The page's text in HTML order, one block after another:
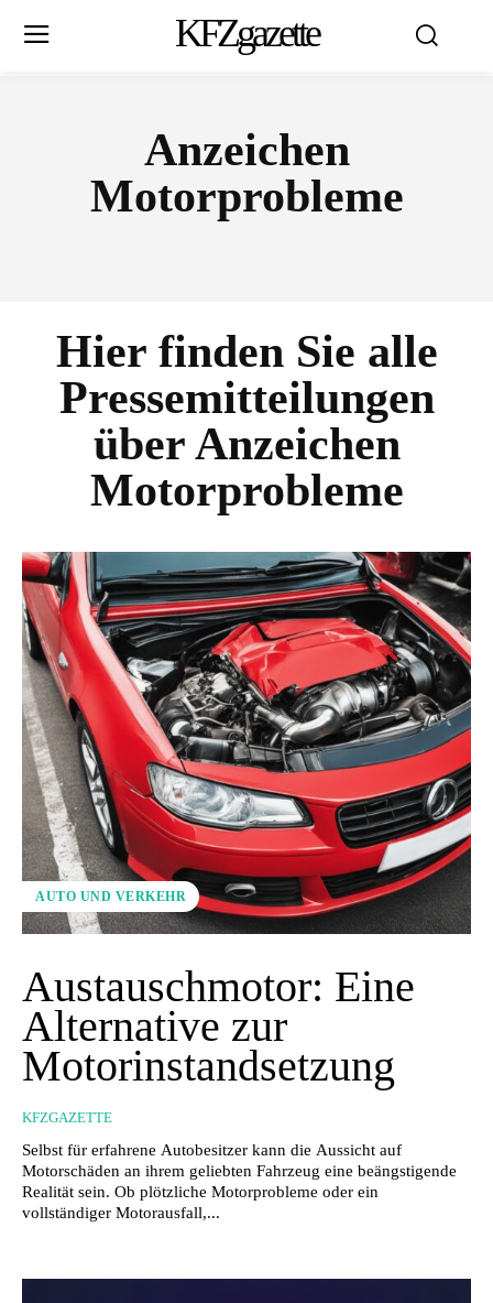
KFZgazette
Anzeichen
Motorprobleme
Hier finden Sie alle
Pressemitteilungen
überAnzeichen
Motorprobleme
AUTO UND VERKEHR
Austauschmotor: Eine
Alternative zur
Motorinstandsetzung
KFZGAZETTE
Selbst für erfahrene Autobesitzer kann die Aussicht auf
Motorschäden an ihrem geliebten Fahrzeug eine beängstigende
Realität sein. Ob plötzliche Motorprobleme oder ein
vollständiger Motorausfall,...